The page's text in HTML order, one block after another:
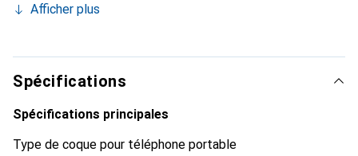
devient l'accessoire chic et indispensable pour votre
produits de haute qualité, la marque Noreve est un choix
fiable pour une clientèle exigeante.
Afficher plus
Spécifications
Spécifications principales
Type de coque pour téléphone portable